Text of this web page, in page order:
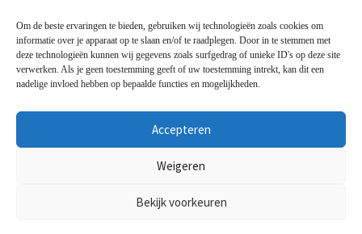
Om de beste ervaringen te bieden, gebruiken wij technologieën zoals cookies om
informatie over je apparaat op te slaan en/of te raadplegen. Door in te stemmen met
deze technologieën kunnen wij gegevens zoals surfgedrag of unieke ID's op deze site
verwerken. Als je geen toestemming geeft of uw toestemming intrekt, kan dit een
nadelige invloed hebben op bepaalde functies en mogelijkheden.
Accepteren
Weigeren
Bekijk voorkeuren
Privacybeleid-Verzending en retouren-Algemene
voorwaarden-Disclaimert-Betaalmethoden-Over ons
Contact